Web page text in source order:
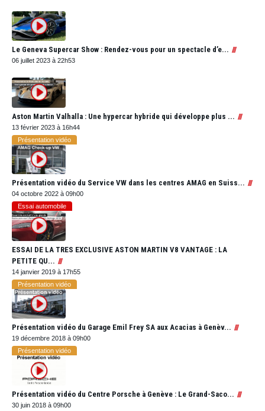
Le Geneva Supercar Show : Rendez-vous pour un spectacle d’e...
06 juillet 2023 à 22h53
Aston Martin Valhalla : Une hypercar hybride qui développe plus ...
13 février 2023 à 16h44
Présentation vidéo
Présentation vidéo du Service VW dans les centres AMAG en Suiss...
04 octobre 2022 à 09h00
Essai automobile
ESSAI DE LA TRES EXCLUSIVE ASTON MARTIN V8 VANTAGE : LA
PETITE QU...
14 janvier 2019 à 17h55
Présentation vidéo
Présentation vidéo du Garage Emil Frey SA aux Acacias à Genèv...
19 décembre 2018 à 09h00
Présentation vidéo
Présentation vidéo du Centre Porsche à Genève : Le Grand-Saco...
30 juin 2018 à 09h00